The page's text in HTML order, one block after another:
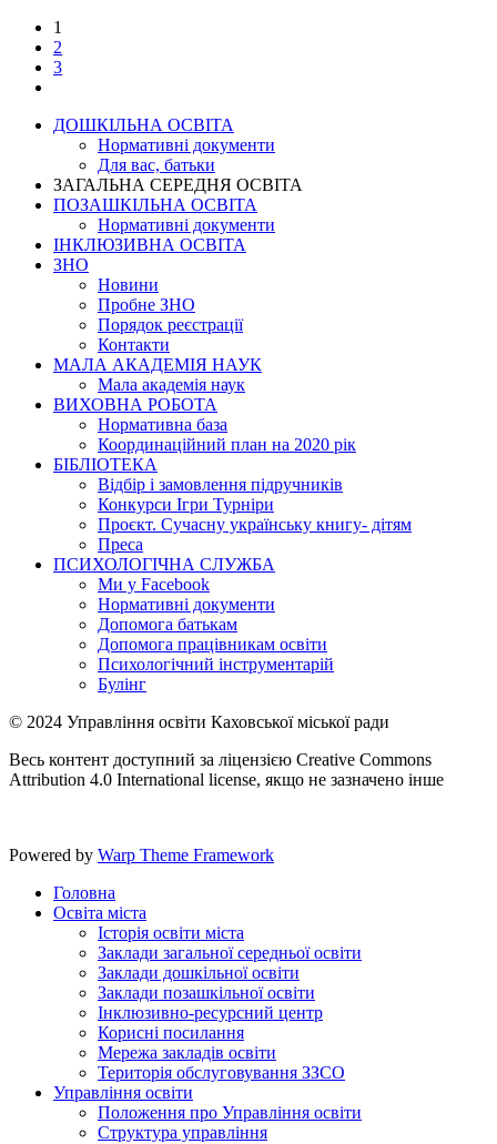
1
2
3
ДОШКІЛЬНА ОСВІТА
Нормативні документи
Для вас, батьки
ЗАГАЛЬНА СЕРЕДНЯ ОСВІТА
ПОЗАШКІЛЬНА ОСВІТА
Нормативні документи
ІНКЛЮЗИВНА ОСВІТА
ЗНО
Новини
Пробне ЗНО
Порядок реєстрації
Контакти
МАЛА АКАДЕМІЯ НАУК
Мала академія наук
ВИХОВНА РОБОТА
Нормативна база
Координаційний план на 2020 рік
БІБЛІОТЕКА
Відбір і замовлення підручників
Конкурси Ігри Турніри
Проєкт. Сучасну українську книгу- дітям
Преса
ПСИХОЛОГІЧНА СЛУЖБА
Ми у Facebook
Нормативні документи
Допомога батькам
Допомога працівникам освіти
Психологічний інструментарій
Булінг
© 2024 Управління освіти Каховської міської ради
Весь контент доступний за ліцензією Creative Commons
Attribution 4.0 International license, якщо не зазначено інше
Powered by Warp Theme Framework
Головна
Освіта міста
Історія освіти міста
Заклади загальної середньої освіти
Заклади дошкільної освіти
Заклади позашкільної освіти
Інклюзивно-ресурсний центр
Корисні посилання
Мережа закладів освіти
Територія обслуговування ЗЗСО
Управління освіти
Положення про Управління освіти
Структура управління